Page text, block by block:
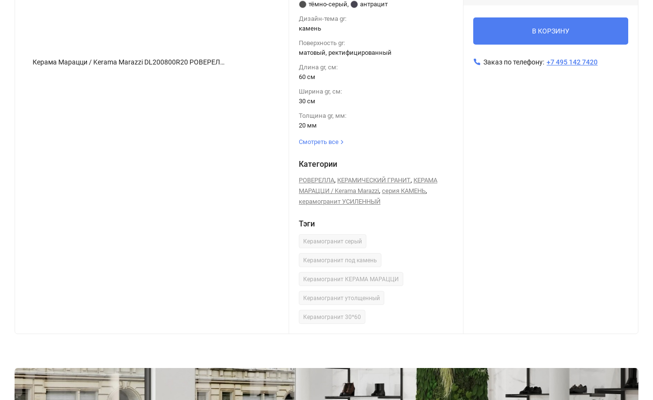
Керама Марацци / Kerama Marazzi DL200800R20 РОВЕРЕЛЛА серый темный обрезной 30x60
тёмно-серый,
антрацит
Дизайн-тема gr:
камень
Поверхность gr:
матовый, ректифицированный
Длина gr, см:
60 см
Ширина gr, см:
30 см
Толщина gr, мм:
20 мм
Смотреть все
Категории
РОВЕРЕЛЛА, КЕРАМИЧЕСКИЙ ГРАНИТ, КЕРАМА
МАРАЦЦИ / Kerama Marazzi,серия КАМЕНЬ,
керамогранит УСИЛЕННЫЙ
Тэги
Керамогранит серый
Керамогранит под камень
Керамогранит КЕРАМА МАРАЦЦИ
Керамогранит утолщенный
Керамогранит 30*60
В КОРЗИНУ
Заказ по телефону: +7 495 142 7420